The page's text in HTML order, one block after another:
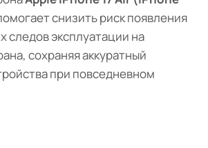
снизить риск появления
следов эксплуатации на
сохраняя аккуратный
при повседневном